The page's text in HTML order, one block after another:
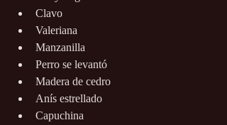
Clavo
Valeriana
Manzanilla
Perro se levantó
Madera de cedro
Anís estrellado
Capuchina